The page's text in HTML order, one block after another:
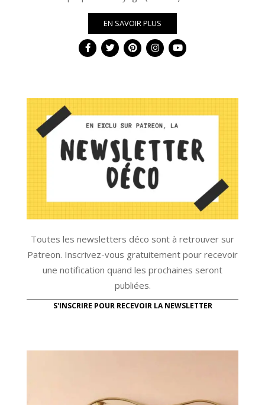
EN SAVOIR PLUS
Toutes les newsletters déco sont à retrouver sur
Patreon. Inscrivez-vous gratuitement pour recevoir
une notification quand les prochaines seront
publiées.
S'INSCRIRE POUR RECEVOIR LA NEWSLETTER